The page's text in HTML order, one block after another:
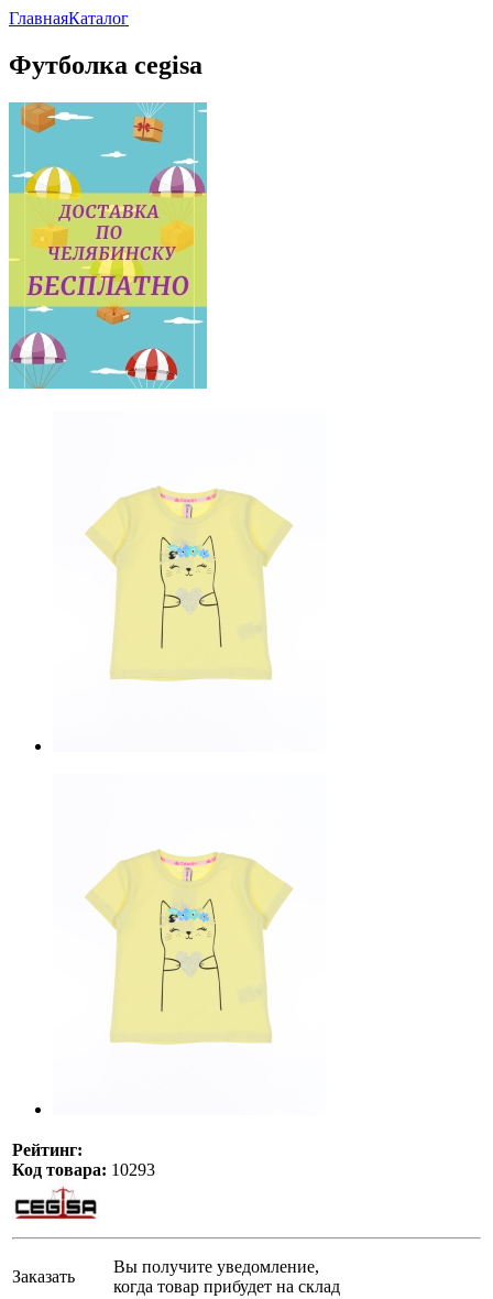
ГлавнаяКаталог
Футболка cegisa
Рейтинг:
Код товара: 10293
Заказать
Вы получите уведомление,
когда товар прибудет на склад